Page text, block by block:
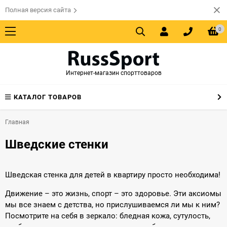
Полная версия сайта
0
Интернет-магазин спорттоваров
КАТАЛОГ ТОВАРОВ
Главная
Шведские стенки
Шведская стенка для детей в квартиру просто необходима!
Движение – это жизнь, спорт – это здоровье. Эти аксиомы
мы все знаем с детства, но прислушиваемся ли мы к ним?
Посмотрите на себя в зеркало: бледная кожа, сутулость,